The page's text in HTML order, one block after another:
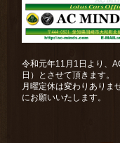
令和元年11月1日より、
日）とさせて頂きます。
月曜定休は変わりありま
にお願いいたします。